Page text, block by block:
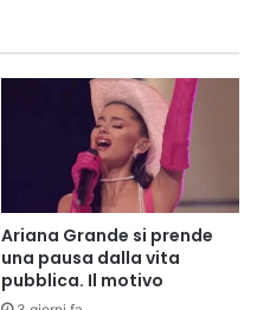
Ariana Grande si prende
una pausa dalla vita
pubblica. Il motivo